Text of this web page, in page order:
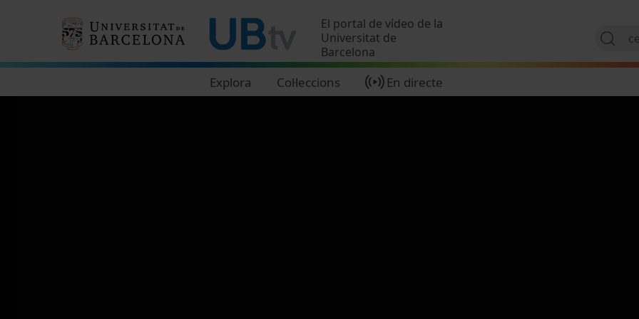
El portal de vídeo de la
Universitat de
Barcelona
Explora Col·leccions En directe